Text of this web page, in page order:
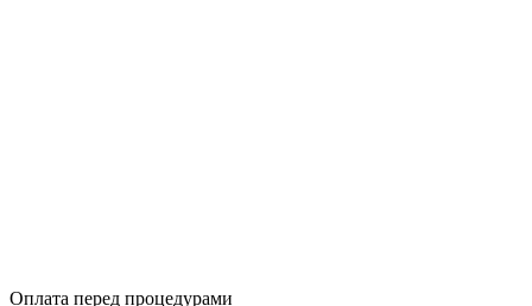
Оплата перед процедурами